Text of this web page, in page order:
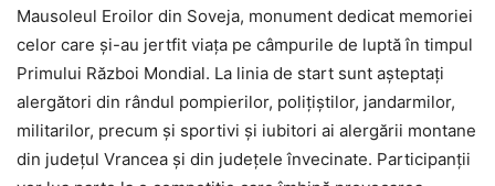
Mausoleul Eroilor din Soveja, monument dedicat memoriei
celor care și-au jertfit viața pe câmpurile de luptă în timpul
Primului Război Mondial. La linia de start sunt așteptați
alergători din rândul pompierilor, polițiștilor, jandarmilor,
militarilor, precum și sportivi și iubitori ai alergării montane
din județul Vrancea și din județele învecinate. Participanții